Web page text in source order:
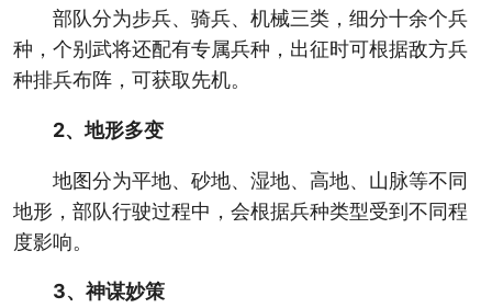
部队分为步兵、骑兵、机械三类，细分十余个兵
种，个别武将还配有专属兵种，出征时可根据敌方兵
种排兵布阵，可获取先机。
2、地形多变
地图分为平地、砂地、湿地、高地、山脉等不同
地形，部队行驶过程中，会根据兵种类型受到不同程
度影响。
3、神谋妙策